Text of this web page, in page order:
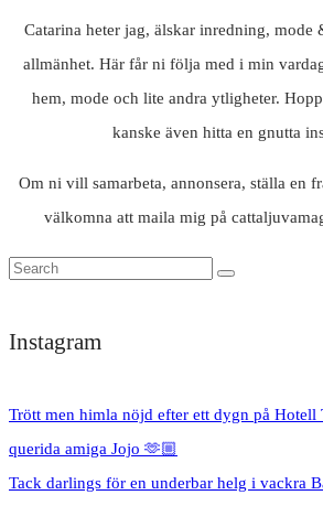
Catarina heter jag, älskar inredning, mode
allmänhet. Här får ni följa med i min
hem, mode och lite andra ytligheter.
kanske även hitta en gnutta
Om ni vill samarbeta, annonsera, ställa en
välkomna att maila mig på
Instagram
Trött men himla nöjd efter ett dygn på Hotell
querida amiga Jojo 🫶🏼
Tack darlings för en underbar helg i vackra